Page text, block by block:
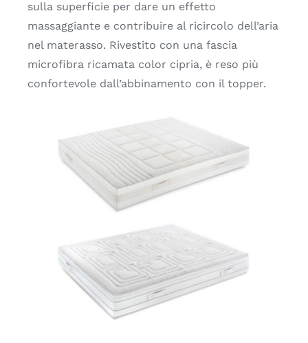
sulla superficie per dare un effetto
massaggiante e contribuire al ricircolo dell’aria
nel materasso. Rivestito con una fascia
microfibra ricamata color cipria, è reso più
confortevole dall’abbinamento con il topper.